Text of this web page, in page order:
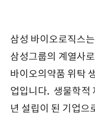
삼성 바이오로직스
삼성그룹의 계열사
바이오의약품 위탁
업입니다. 생물학적
년 설립이 된 기업